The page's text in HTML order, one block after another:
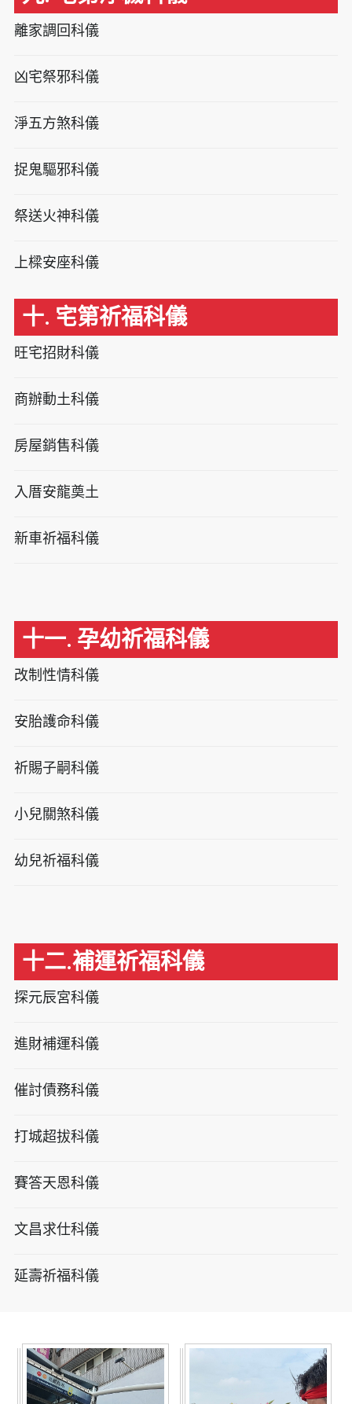
離家調回科儀
凶宅祭邪科儀
淨五方煞科儀
捉鬼驅邪科儀
祭送火神科儀
上樑安座科儀
十. 宅第祈福科儀
旺宅招財科儀
商辦動土科儀
房屋銷售科儀
入厝安龍奠土
新車祈福科儀
十一. 孕幼祈福科儀
改制性情科儀
安胎護命科儀
祈賜子嗣科儀
小兒關煞科儀
幼兒祈福科儀
十二.補運祈福科儀
探元辰宮科儀
進財補運科儀
催討債務科儀
打城超拔科儀
賽答天恩科儀
文昌求仕科儀
延壽祈福科儀